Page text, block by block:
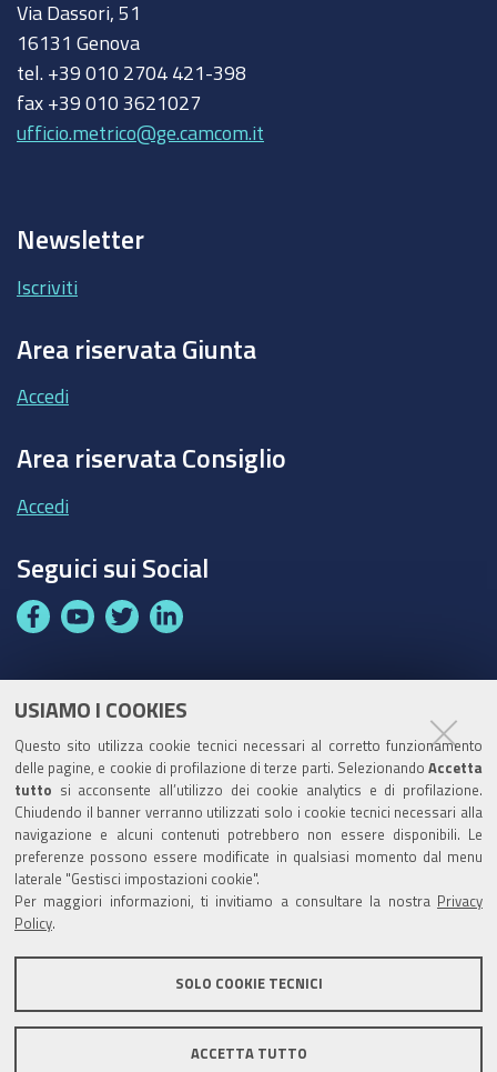
USIAMO I COOKIES
Questo sito utilizza cookie tecnici necessari al corretto funzionamento
delle pagine, e cookie di profilazione di terze parti. Selezionando Accetta
tutto si acconsente all’utilizzo dei cookie analytics e di profilazione.
Chiudendo il banner verranno utilizzati solo i cookie tecnici necessari alla
navigazione e alcuni contenuti potrebbero non essere disponibili. Le
preferenze possono essere modificate in qualsiasi momento dal menu
laterale "Gestisci impostazioni cookie".
Per maggiori informazioni, ti invitiamo a consultare la nostra
Privacy
Policy
SOLO COOKIE TECNICI
ACCETTA TUTTO
Via Dassori, 51
16131 Genova
tel. +39 010 2704 421-398
fax +39 010 3621027
ufficio.metrico@ge.camcom.it
Newsletter
Iscriviti
Area riservata Giunta
Accedi
Area riservata Consiglio
Accedi
Seguici sui Social
F
e
o
o
k
Y
t
b
e
T
t
e
r
L
k
d
I
n
Codice Univoco Ufficio:UF1SDE
I soggetti privati potranno effettuare i pagamenti
tramite PagoPA con Modalità diretta o con Avviso di
pagamento al seguente linkPaga con PagoPA
Codice IBAN per le pubbliche amministrazioni
Banca D’Italia: IT96Z0100004306TU0000007079